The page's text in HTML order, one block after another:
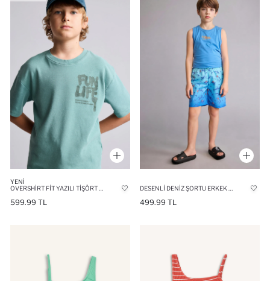
YENI
599.99 TL 499.99 TL